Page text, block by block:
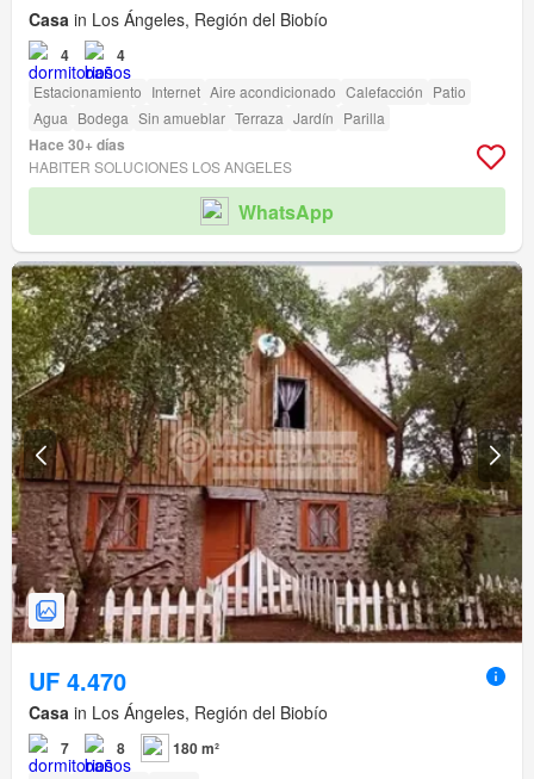
Casa in Los Ángeles, Región del Biobío
4 4
Estacionamiento Internet Aire acondicionado Calefacción Patio
Agua Bodega Sin amueblar Terraza Jardín Parilla
Hace 30+ días
HABITER SOLUCIONES LOS ANGELES
WhatsApp
UF 4.470
Casa in Los Ángeles, Región del Biobío
7 8 180 m²